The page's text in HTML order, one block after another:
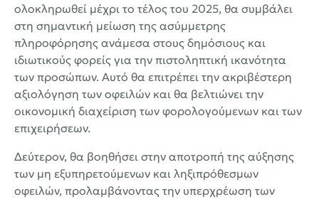
ολοκληρωθεί μέχρι το τέλος του 2025, θα συμβάλει
στη σημαντική μείωση της ασύμμετρης
πληροφόρησης ανάμεσα στους δημόσιους και
ιδιωτικούς φορείς για την πιστοληπτική ικανότητα
των προσώπων. Αυτό θα επιτρέπει την ακριβέστερη
αξιολόγηση των οφειλών και θα βελτιώνει την
οικονομική διαχείριση των φορολογούμενων και των
επιχειρήσεων.
Δεύτερον, θα βοηθήσει στην αποτροπή της αύξησης
των μη εξυπηρετούμενων και ληξιπρόθεσμων
οφειλών, προλαμβάνοντας την υπερχρέωση των